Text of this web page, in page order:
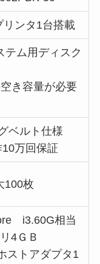
ンタ1台搭載
テム用ディスク
き容量が必要
ベルト仕様
万回保証
100枚
i3.60G相当
4ＧＢ
ストアダプタ1